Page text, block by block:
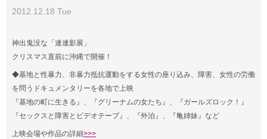
2012.12.18 Tue
神出鬼没な「連連影展」
クリスマス直前に沖縄で開催！
◆基地と性暴力、非暴力抵抗運動をする女性の座り込み、障害、女性の労働
を問うドキュメンタリーを各地で上映
『基地の町に生きる』、『グリーナムの女たち』、『ガールズロック！』
『セックスと障害とビデオテープ』、『外泊』、『亀姉妹』など
上映会場や作品の詳細>>>